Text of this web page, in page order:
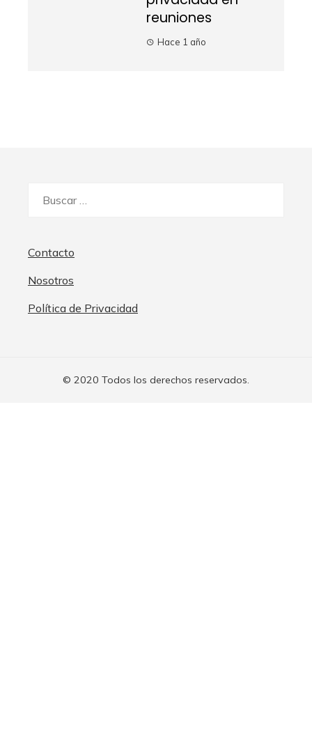
reuniones
Hace 1 año
Contacto
Nosotros
Política de Privacidad
© 2020 Todos los derechos reservados.